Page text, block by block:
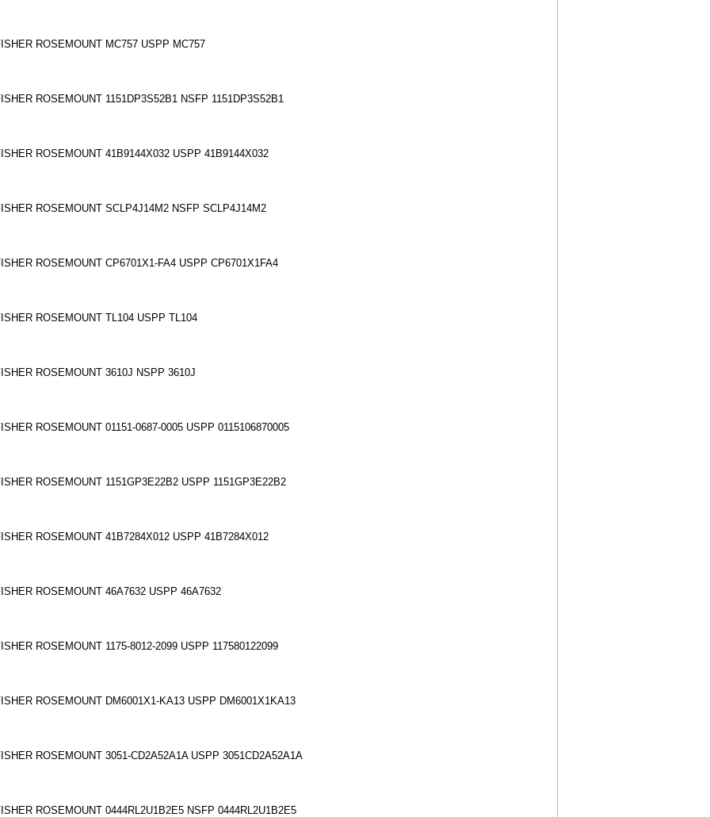
ROSEMOUNT MC757 USPP MC757
ROSEMOUNT 1151DP3S52B1 NSFP 1151DP3S52B1
ROSEMOUNT 41B9144X032 USPP 41B9144X032
ROSEMOUNT SCLP4J14M2 NSFP SCLP4J14M2
ROSEMOUNT CP6701X1-FA4 USPP CP6701X1FA4
ROSEMOUNT TL104 USPP TL104
ROSEMOUNT 3610J NSPP 3610J
ROSEMOUNT 01151-0687-0005 USPP 0115106870005
ROSEMOUNT 1151GP3E22B2 USPP 1151GP3E22B2
ROSEMOUNT 41B7284X012 USPP 41B7284X012
ROSEMOUNT 46A7632 USPP 46A7632
ROSEMOUNT 1175-8012-2099 USPP 117580122099
ROSEMOUNT DM6001X1-KA13 USPP DM6001X1KA13
ROSEMOUNT 3051-CD2A52A1A USPP 3051CD2A52A1A
ROSEMOUNT 0444RL2U1B2E5 NSFP 0444RL2U1B2E5